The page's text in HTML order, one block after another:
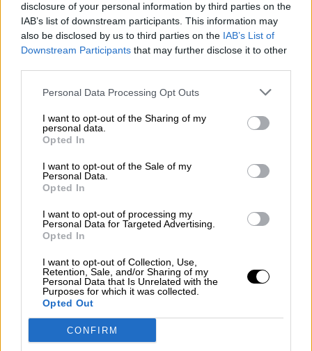
disclosure of your personal information by third parties on the
IAB’s list of downstream participants. This information may
also be disclosed by us to third parties on the IAB’s List of
Downstream Participants that may further disclose it to other
Personal Data Processing Opt Outs
I want to opt-out of the Sharing of my
personal data.
Opted In
I want to opt-out of the Sale of my
Personal Data.
Opted In
I want to opt-out of processing my
Personal Data for Targeted Advertising.
Opted In
I want to opt-out of Collection, Use,
Retention, Sale, and/or Sharing of my
Personal Data that Is Unrelated with the
Purposes for which it was collected.
Opted Out
CONFIRM
Ellos no quieren que votemos.
Si no vamos a votar, la derecha vuelve a ganar.
Y ya son muchos años de derecha.
pic.twitter.com/49RcUE1Ny3
— PSOE (@PSOE)
Al final del acto ha intervenido Francisco
Javier Ayala,alcalde socialista de
Fuenlabrada
localidad que“es una ciudad de trabajadores
y trabajadoras” que sabe que “el Partido
Socialista es el que mejor defiende los
derechos”
de quienes viven en ella; y ha
aprovechado su intervención para pedir a
Bolaños que“transmita al presidente
Sánchez el agradecimiento de todos los
fuenlabreños por haberse echado el país a la
espalda y haber tomado decisiones –que
eso es gobernar, y no tuitear- para hacer